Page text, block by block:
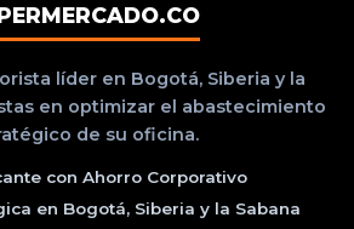
líder en Bogotá, Siberia y la
en optimizar el abastecimiento
de su oficina.
con Ahorro Corporativo
en Bogotá, Siberia y la Sabana